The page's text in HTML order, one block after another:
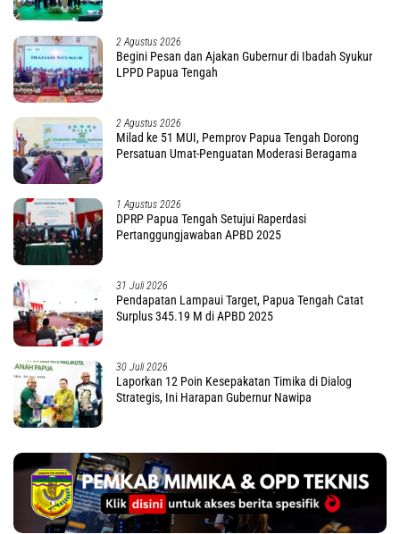
2 Agustus 2026
Begini Pesan dan Ajakan Gubernur di Ibadah Syukur
LPPD Papua Tengah
2 Agustus 2026
Milad ke 51 MUI, Pemprov Papua Tengah Dorong
Persatuan Umat-Penguatan Moderasi Beragama
1 Agustus 2026
DPRP Papua Tengah Setujui Raperdasi
Pertanggungjawaban APBD 2025
31 Juli 2026
Pendapatan Lampaui Target, Papua Tengah Catat
Surplus 345.19 M di APBD 2025
30 Juli 2026
Laporkan 12 Poin Kesepakatan Timika di Dialog
Strategis, Ini Harapan Gubernur Nawipa